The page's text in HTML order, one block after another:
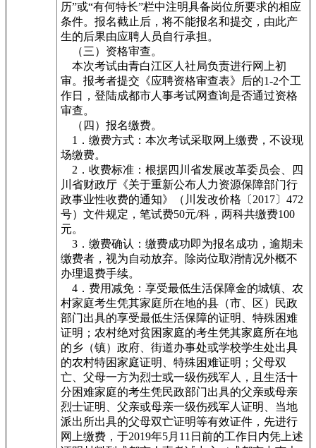
历”或“有何特长”栏中注明具备岗位所要求的相应
条件。报名截止后，将不能报名和提交，由此产
生的后果由应聘人员自行承担。
（三）资格审查。
本次考试由青白江区人社局负责进行网上初
审。报考者提交《应聘资格审查表》后的1-2个工
作日，登陆成都市人事考试网查询是否通过资格
审查。
（四）报名缴费。
1．缴费方式：本次考试采取网上缴费，不设现
场缴费。
2．收费标准：根据四川省发展改革委员会、四
川省财政厅《关于重新公布人力资源保障部门行
政事业性收费的通知》（川发改价格〔2017〕472
号）文件规定，笔试费50元/科，两科共缴费100
元。
3．缴费确认：缴费成功即为报名成功，逾期未
缴费者，视为自动放弃。除岗位取消情况外概不
办理退费手续。
4．费用减免：享受最低生活保障金的城镇、农
村家庭考生凭其家庭所在地的县（市、区）民政
部门出具的享受最低生活保障的证明、特殊困难
证明；农村绝对贫困家庭的考生凭其家庭所在地
的乡（镇）政府、街道办事处或学校学生处出具
的农村特困家庭证明、特殊困难证明；父母双
亡、父母一方为烈士或一级伤残军人，且生活十
分困难家庭的考生凭民政部门出具的父亲或母亲
烈士证明、父亲或母亲一级伤残军人证明、当地
派出所出具的父母双亡证明等有效证件，先进行
网上缴费，于2019年5月11日前的工作日内凭上述